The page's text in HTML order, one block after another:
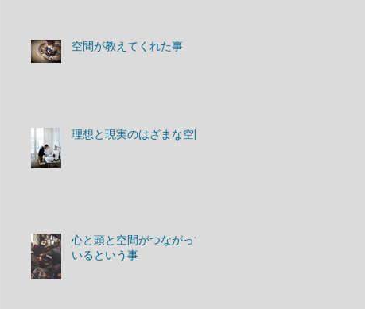
空間が教えてくれた事
理想と現実のはざまな空間
心と頭と空間がつながって
いるという事